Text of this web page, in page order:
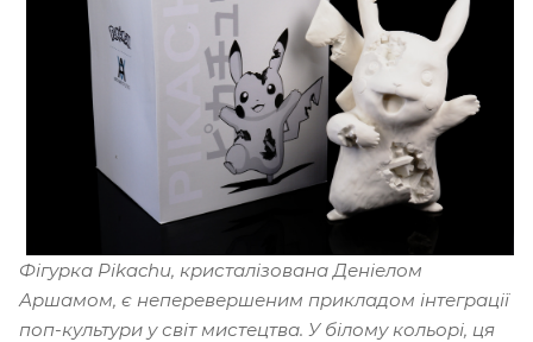
Фігурка Pikachu, кристалізована Деніелом
Аршамом, є неперевершеним прикладом інтеграції
поп-культури у світ мистецтва. У білому кольорі, ця